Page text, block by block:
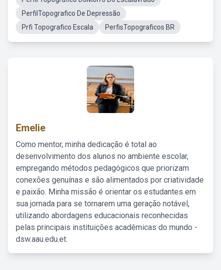
PerfilTopografico De Depressão
Prfi Topografico Escala
PerfisTopograficos BR
Emelie
Como mentor, minha dedicação é total ao
desenvolvimento dos alunos no ambiente escolar,
empregando métodos pedagógicos que priorizam
conexões genuínas e são alimentados por criatividade
e paixão. Minha missão é orientar os estudantes em
sua jornada para se tornarem uma geração notável,
utilizando abordagens educacionais reconhecidas
pelas principais instituições acadêmicas do mundo -
dsw.aau.edu.et.